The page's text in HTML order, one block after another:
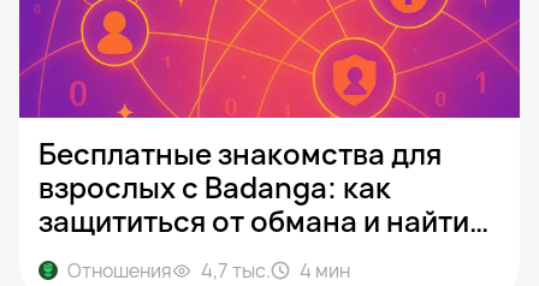
Бесплатные знакомства для
взрослых с Badanga: как
защититься от обмана и найти
реального партнёра
Отношения 4,7 тыс. 4 мин